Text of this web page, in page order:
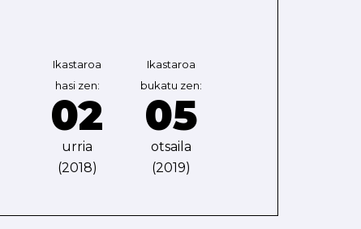
Ikastaroa
hasi zen:
02
urria
(2018)
Ikastaroa
bukatu zen:
05
otsaila
(2019)